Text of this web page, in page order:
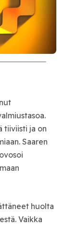
tiiviisti ja on
Saaren
huolta
Vaikka